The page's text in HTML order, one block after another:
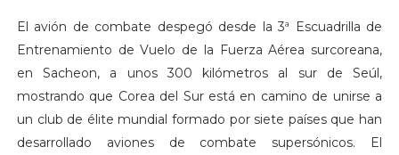
El avión de combate despegó desde la 3ª Escuadrilla de
Entrenamiento de Vuelo de la Fuerza Aérea surcoreana,
en Sacheon, a unos 300 kilómetros al sur de Seúl,
mostrando que Corea del Sur está en camino de unirse a
un club de élite mundial formado por siete países que han
desarrollado aviones de combate supersónicos. El